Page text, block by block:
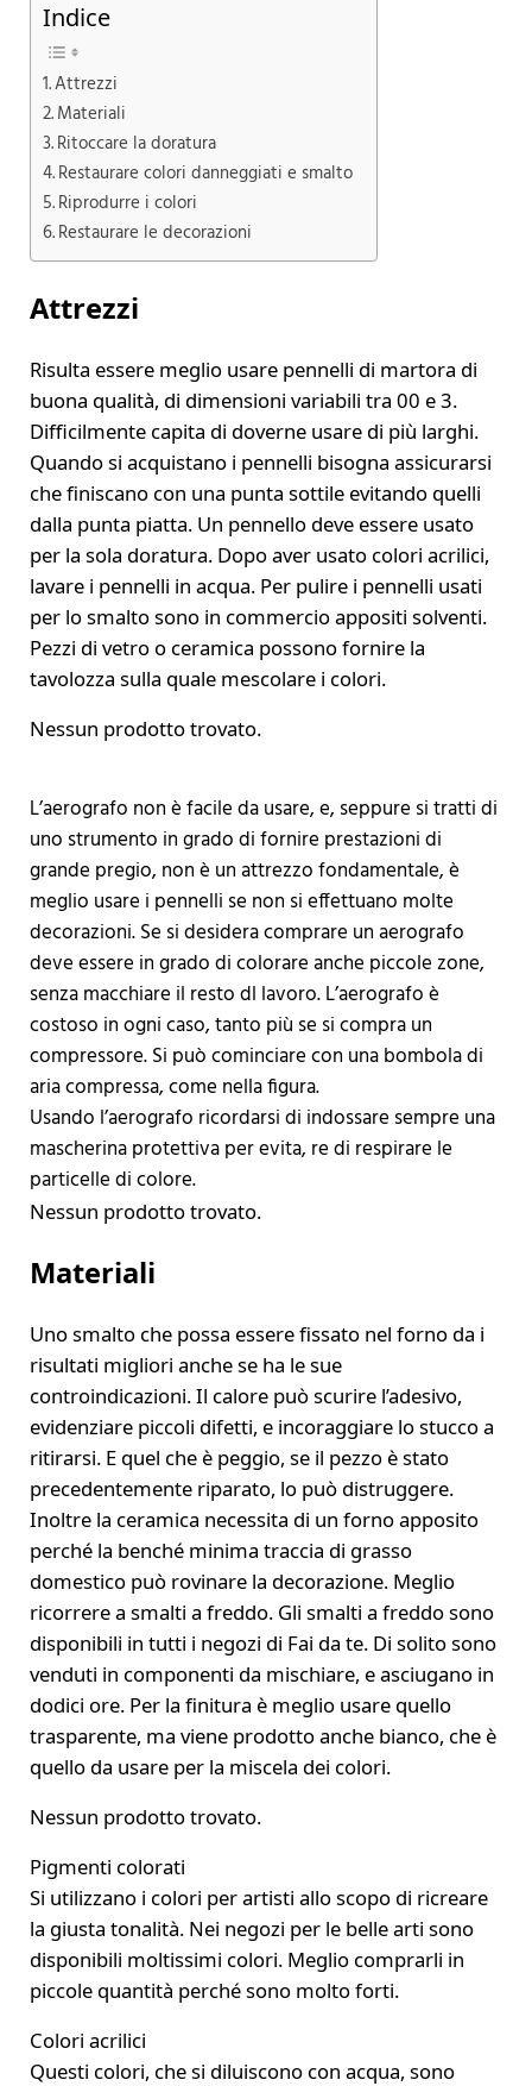
Indice
Attrezzi
Materiali
Ritoccare la doratura
Restaurare colori danneggiati e smalto
Riprodurre i colori
Restaurare le decorazioni
Attrezzi
Risulta essere meglio usare pennelli di martora di
buona qualità, di dimensioni variabili tra 00 e 3.
Difficilmente capita di doverne usare di più larghi.
Quando si acquistano i pennelli bisogna assicurarsi
che finiscano con una punta sottile evitando quelli
dalla punta piatta. Un pennello deve essere usato
per la sola doratura. Dopo aver usato colori acrilici,
lavare i pennelli in acqua. Per pulire i pennelli usati
per lo smalto sono in commercio appositi solventi.
Pezzi di vetro o ceramica possono fornire la
tavolozza sulla quale mescolare i colori.
Nessun prodotto trovato.
L’aerografo non è facile da usare, e, seppure si tratti di
uno strumento in grado di fornire prestazioni di
grande pregio, non è un attrezzo fondamentale, è
meglio usare i pennelli se non si effettuano molte
decorazioni. Se si desidera comprare un aerografo
deve essere in grado di colorare anche piccole zone,
senza macchiare il resto dl lavoro. L’aerografo è
costoso in ogni caso, tanto più se si compra un
compressore. Si può cominciare con una bombola di
aria compressa, come nella figura.
Usando l’aerografo ricordarsi di indossare sempre una
mascherina protettiva per evita, re di respirare le
particelle di colore.
Nessun prodotto trovato.
Materiali
Uno smalto che possa essere fissato nel forno da i
risultati migliori anche se ha le sue
controindicazioni. Il calore può scurire l’adesivo,
evidenziare piccoli difetti, e incoraggiare lo stucco a
ritirarsi. E quel che è peggio, se il pezzo è stato
precedentemente riparato, lo può distruggere.
Inoltre la ceramica necessita di un forno apposito
perché la benché minima traccia di grasso
domestico può rovinare la decorazione. Meglio
ricorrere a smalti a freddo. Gli smalti a freddo sono
disponibili in tutti i negozi di Fai da te. Di solito sono
venduti in componenti da mischiare, e asciugano in
dodici ore. Per la finitura è meglio usare quello
trasparente, ma viene prodotto anche bianco, che è
quello da usare per la miscela dei colori.
Nessun prodotto trovato.
Pigmenti colorati
Si utilizzano i colori per artisti allo scopo di ricreare
la giusta tonalità. Nei negozi per le belle arti sono
disponibili moltissimi colori. Meglio comprarli in
piccole quantità perché sono molto forti.
Colori acrilici
Questi colori, che si diluiscono con acqua, sono